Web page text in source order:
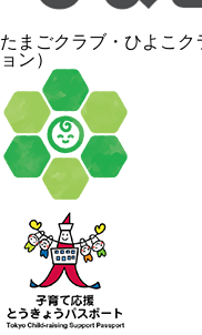
たまごクラブ・ひよこ
ョン）